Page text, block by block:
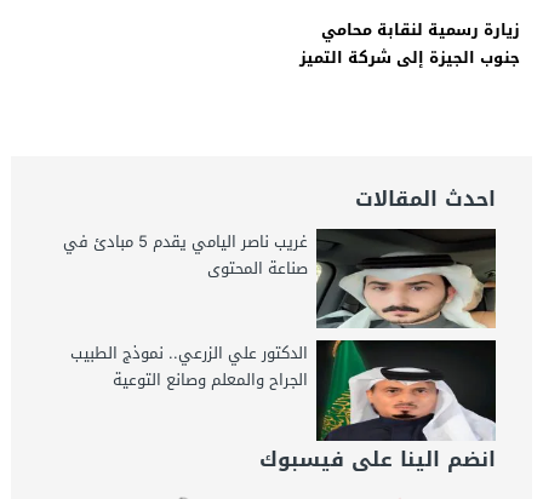
زيارة رسمية لنقابة محامي
جنوب الجيزة إلى شركة التميز
احدث المقالات
غريب ناصر اليامي يقدم 5 مبادئ في
صناعة المحتوى
الدكتور علي الزرعي.. نموذج الطبيب
الجراح والمعلم وصانع التوعية
انضم الينا على فيسبوك